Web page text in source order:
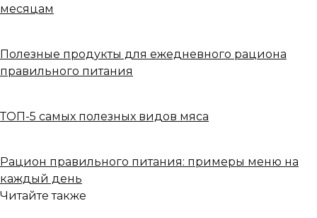
месяцам
Полезные продукты для ежедневного рациона
правильного питания
ТОП-5 самых полезных видов мяса
Рацион правильного питания: примеры меню на
каждый день
Читайте также